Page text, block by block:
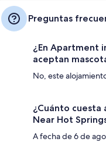
Preguntas
¿En Apartment
aceptan
No, este
¿Cuánto cuesta
Near Hot
A fecha de 6 de